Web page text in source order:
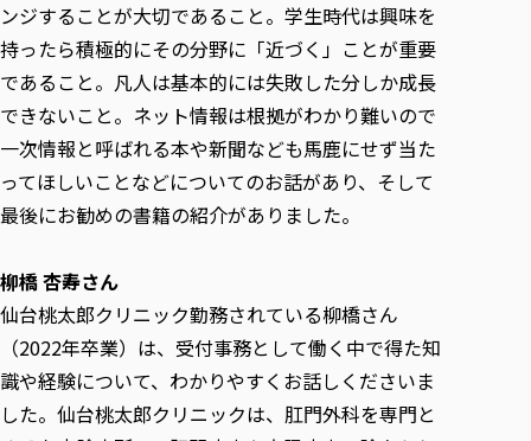
ンジすることが大切であること。学生時代は興味を
持ったら積極的にその分野に「近づく」ことが重要
であること。凡人は基本的には失敗した分しか成長
できないこと。ネット情報は根拠がわかり難いので
一次情報と呼ばれる本や新聞なども馬鹿にせず当た
ってほしいことなどについてのお話があり、そして
最後にお勧めの書籍の紹介がありました。
柳橋 杏寿さん
仙台桃太郎クリニック勤務されている柳橋さん
（2022年卒業）は、受付事務として働く中で得た知
識や経験について、わかりやすくお話しくださいま
した。仙台桃太郎クリニックは、肛門外科を専門と